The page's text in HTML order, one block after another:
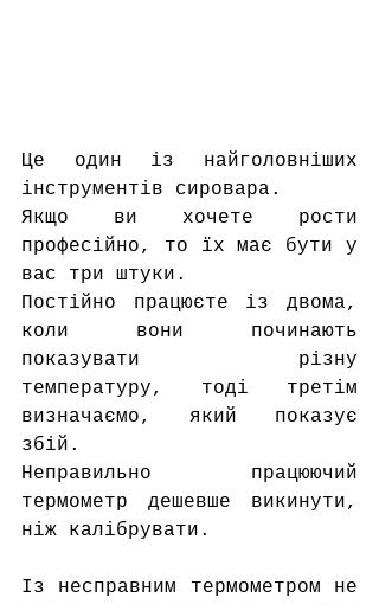
Це один із найголовніших
інструментів сировара.
Якщо ви хочете рости
професійно, то їх має бути у
вас три штуки.
Постійно працюєте із двома,
коли вони починають
показувати різну
температуру, тоді третім
визначаємо, який показує
збій.
Неправильно працюючий
термометр дешевше викинути,
ніж калібрувати.
Із несправним термометром не